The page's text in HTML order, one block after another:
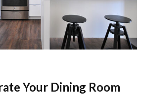
Your Dining Room